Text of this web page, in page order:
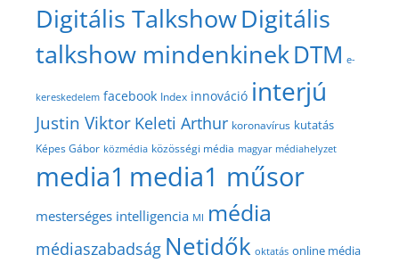
Digitális TalkshowDigitális
talkshow mindenkinekDTM e-
kereskedelem facebook Index innováció interjú
Justin Viktor Keleti Arthur koronavírus kutatás
Képes Gábor közmédia közösségi média magyar médiahelyzet
media1 media1 műsor
mesterséges intelligencia MI média
médiaszabadság Netidők oktatás online média